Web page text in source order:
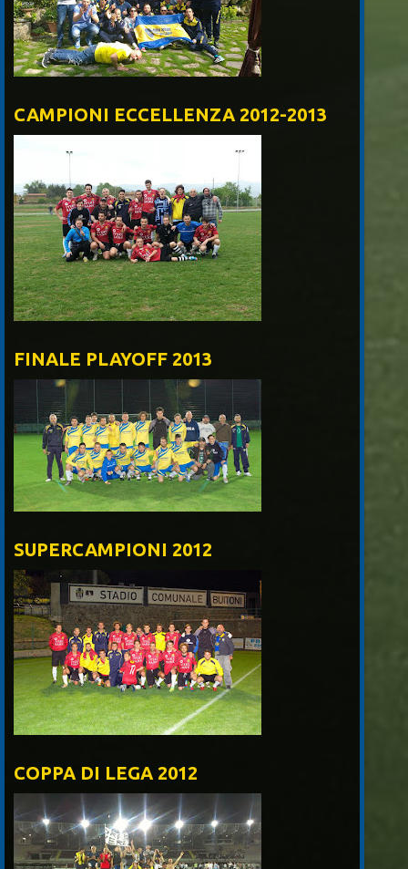
CAMPIONI ECCELLENZA 2012-2013
FINALE PLAYOFF 2013
SUPERCAMPIONI 2012
COPPA DI LEGA 2012